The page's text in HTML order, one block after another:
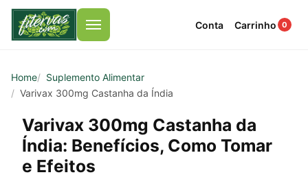
Menu Conta Carrinho 0
Home
Suplemento Alimentar
Varivax 300mg Castanha da Índia
Varivax 300mg Castanha da
Índia: Benefícios, Como Tomar
e Efeitos